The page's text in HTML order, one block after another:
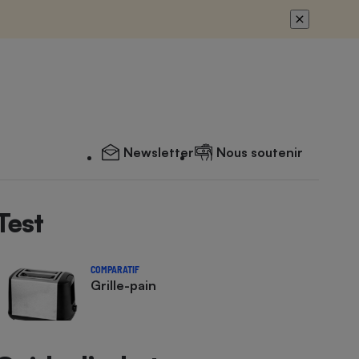
Newsletter Nous soutenir
COMPARATIF
Grille-pain